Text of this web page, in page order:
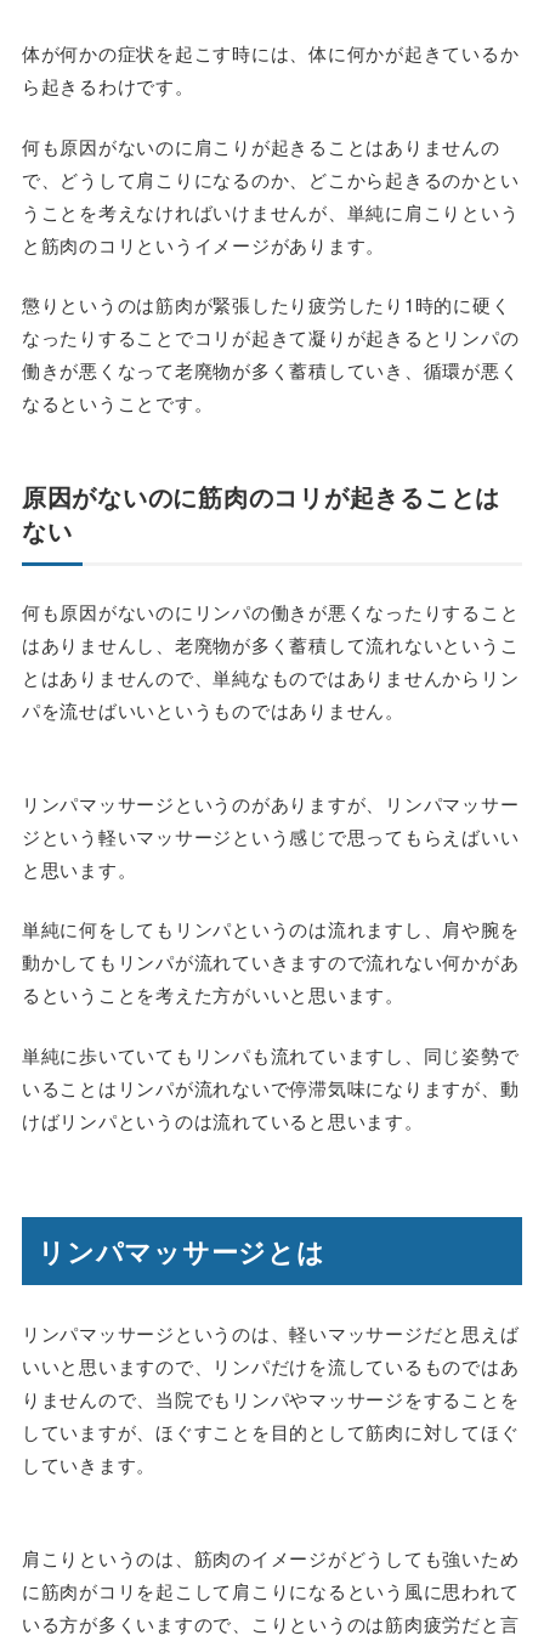
体が何かの症状を起こす時には、体に何かが起きているか
ら起きるわけです。
何も原因がないのに肩こりが起きることはありませんの
で、どうして肩こりになるのか、どこから起きるのかとい
うことを考えなければいけませんが、単純に肩こりという
と筋肉のコリというイメージがあります。
懲りというのは筋肉が緊張したり疲労したり1時的に硬く
なったりすることでコリが起きて凝りが起きるとリンパの
働きが悪くなって老廃物が多く蓄積していき、循環が悪く
なるということです。
原因がないのに筋肉のコリが起きることは
ない
何も原因がないのにリンパの働きが悪くなったりすること
はありませんし、老廃物が多く蓄積して流れないというこ
とはありませんので、単純なものではありませんからリン
パを流せばいいというものではありません。
リンパマッサージというのがありますが、リンパマッサー
ジという軽いマッサージという感じで思ってもらえばいい
と思います。
単純に何をしてもリンパというのは流れますし、肩や腕を
動かしてもリンパが流れていきますので流れない何かがあ
るということを考えた方がいいと思います。
単純に歩いていてもリンパも流れていますし、同じ姿勢で
いることはリンパが流れないで停滞気味になりますが、動
けばリンパというのは流れていると思います。
リンパマッサージとは
リンパマッサージというのは、軽いマッサージだと思えば
いいと思いますので、リンパだけを流しているものではあ
りませんので、当院でもリンパやマッサージをすることを
していますが、ほぐすことを目的として筋肉に対してほぐ
していきます。
肩こりというのは、筋肉のイメージがどうしても強いため
に筋肉がコリを起こして肩こりになるという風に思われて
いる方が多くいますので、こりというのは筋肉疲労だと言